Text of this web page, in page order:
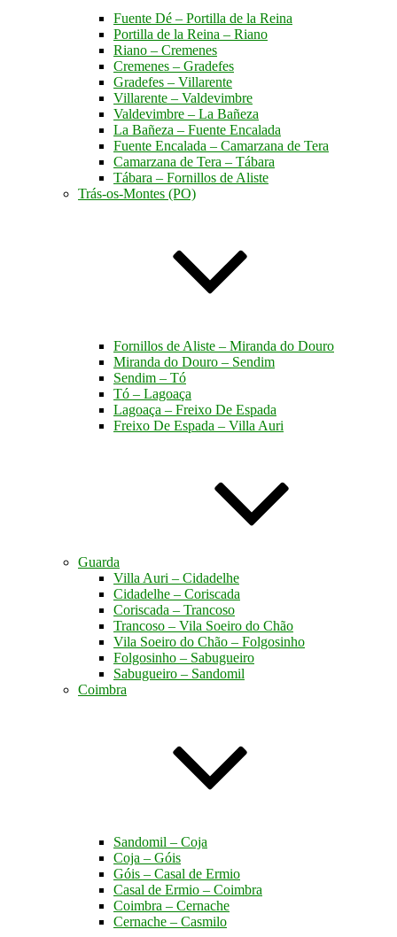
Fuente Dé – Portilla de la Reina
Portilla de la Reina – Riano
Riano – Cremenes
Cremenes – Gradefes
Gradefes – Villarente
Villarente – Valdevimbre
Valdevimbre – La Bañeza
La Bañeza – Fuente Encalada
Fuente Encalada – Camarzana de Tera
Camarzana de Tera – Tábara
Tábara – Fornillos de Aliste
Trás-os-Montes (PO)
Fornillos de Aliste – Miranda do Douro
Miranda do Douro – Sendim
Sendim – Tó
Tó – Lagoaça
Lagoaça – Freixo De Espada
Freixo De Espada – Villa Auri
Guarda
Villa Auri – Cidadelhe
Cidadelhe – Coriscada
Coriscada – Trancoso
Trancoso – Vila Soeiro do Chão
Vila Soeiro do Chão – Folgosinho
Folgosinho – Sabugueiro
Sabugueiro – Sandomil
Coimbra
Sandomil – Coja
Coja – Góis
Góis – Casal de Ermio
Casal de Ermio – Coimbra
Coimbra – Cernache
Cernache – Casmilo